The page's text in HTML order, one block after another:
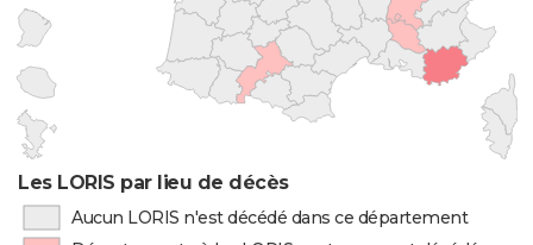
Les LORIS par lieu de décès
Aucun LORIS n'est décédé dans ce département